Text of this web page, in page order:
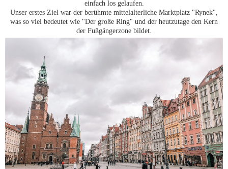
einfach los gelaufen.
Unser erstes Ziel war der berühmte mittelalterliche Marktplatz "Rynek",
was so viel bedeutet wie "Der große Ring" und der heutzutage den Kern
der Fußgängerzone bildet.